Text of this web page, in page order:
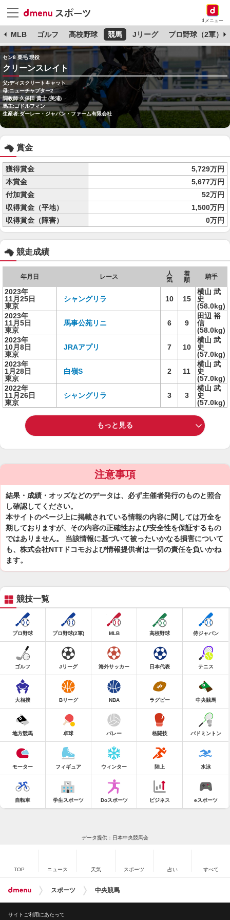
dメニュー
MLB ゴルフ 高校野球 競馬 Jリーグ プロ野球（2軍）
セン8 栗毛 現役
クリーンスレイト
父:ディスクリートキャット
母:ニューチャプター2
調教師:久保田 貴士 (美浦)
馬主:ゴドルフィン
生産者:ダーレー・ジャパン・ファーム有限会社
賞金
獲得賞金
5,729万円
本賞金
5,677万円
付加賞金
52万円
収得賞金（平地）
1,500万円
収得賞金（障害）
0万円
競走成績
年月日 レース
人
気
着
順
騎手
2023年
11月25日
東京
シャングリラ 10 15
横山 武
史
(58.0kg)
2023年
11月5日
東京
馬事公苑リニ 6 9
田辺 裕
信
(58.0kg)
2023年
10月8日
東京
JRAアプリ 7 10
横山 武
史
(57.0kg)
2023年
1月28日
東京
白嶺S 2 11
横山 武
史
(57.0kg)
2022年
11月26日
東京
シャングリラ 3 3
横山 武
史
(57.0kg)
もっと見る
注意事項
結果・成績・オッズなどのデータは、必ず主催者発行のものと照合
し確認してください。
本サイトのページ上に掲載されている情報の内容に関しては万全を
期しておりますが、その内容の正確性および安全性を保証するもの
ではありません。 当該情報に基づいて被ったいかなる損害について
も、株式会社NTTドコモおよび情報提供者は一切の責任を負いかね
ます。
競技一覧
プロ野球 プロ野球(2軍) MLB 高校野球 侍ジャパン
ゴルフ Jリーグ 海外サッカー 日本代表 テニス
大相撲 Bリーグ NBA ラグビー 中央競馬
地方競馬 卓球 バレー 格闘技 バドミントン
モーター フィギュア ウィンター 陸上 水泳
自転車 学生スポーツ Doスポーツ ビジネス eスポーツ
データ提供：日本中央競馬会
TOP ニュース 天気 スポーツ 占い すべて
スポーツ 中央競馬
サイトご利用にあたって